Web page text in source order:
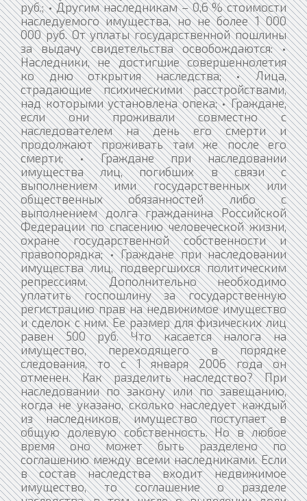
руб.; • Другим наследникам – 0,6 % стоимости
наследуемого имущества, но не более 1 000
000 руб. От уплаты государственной пошлины
за выдачу свидетельства освобождаются: •
Наследники, не достигшие совершеннолетия
ко дню открытия наследства; • Лица,
страдающие психическими расстройствами,
над которыми установлена опека; • Граждане,
если они проживали совместно с
наследователем на день его смерти и
продолжают проживать там же после его
смерти; • Граждане при наследовании
имущества лиц, погибших в связи с
выполнением ими государственных или
общественных обязанностей либо с
выполнением долга гражданина Российской
Федерации по спасению человеческой жизни,
охране государственной собственности и
правопорядка; • Граждане при наследовании
имущества лиц, подвергшихся политическим
репрессиям. Дополнительно необходимо
уплатить госпошлину за государственную
регистрацию прав на недвижимое имущество
и сделок с ним. Ее размер для физических лиц
равен 500 руб. Что касается налога на
имущество, переходящего в порядке
следования, то с 1 января 2006 года он
отменен. Как разделить наследство? При
наследовании по закону или по завещанию,
когда не указано, сколько наследует каждый
из наследников, имущество поступает в
общую долевую собственность. Но в любое
время оно может быть разделено по
соглашению между всеми наследниками. Если
в состав наследства входит недвижимое
имущество, то соглашение о разделе